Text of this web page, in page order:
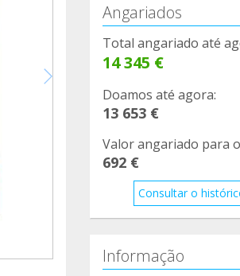
Angariados
Total angariado até
14 345 €
Doamos até agora:
13 653 €
Valor angariado para
692 €
Consultar o
Informação